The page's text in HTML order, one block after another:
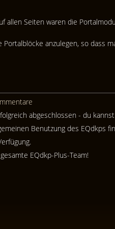
allen Seiten waren die
anzulegen, so dass
abgeschlossen - du
Benutzung des EQdkps
EQdkp-Plus-Team!